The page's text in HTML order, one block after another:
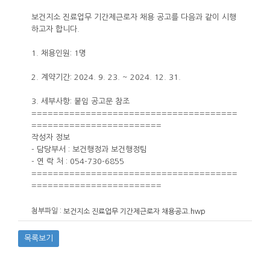
보건지소 진료업무 기간제근로자 채용 공고를 다음과 같이 시행
하고자 합니다.
1. 채용인원: 1명
2. 계약기간: 2024. 9. 23. ~ 2024. 12. 31.
3. 세부사항: 붙임 공고문 참조
======================================
========================
작성자 정보
- 담당부서 : 보건행정과 보건행정팀
- 연 락 처 : 054-730-6855
======================================
========================
첨부파일 : 보건지소 진료업무 기간제근로자 채용공고.hwp
목록보기